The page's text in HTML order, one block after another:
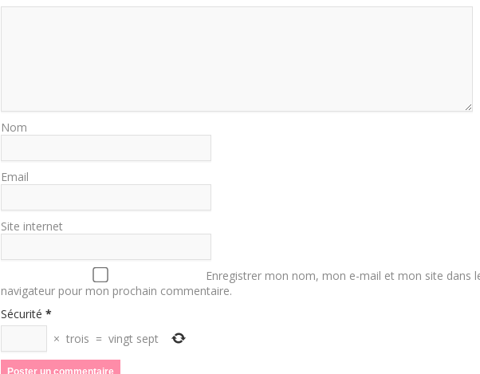
Nom
Email
Site internet
Enregistrer mon nom, mon e-mail et mon site dans
navigateur pour mon prochain commentaire.
Sécurité *
× trois = vingt sept